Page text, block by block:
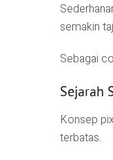
semakin
Sebagai
Sejarah
Konsep
terbatas.